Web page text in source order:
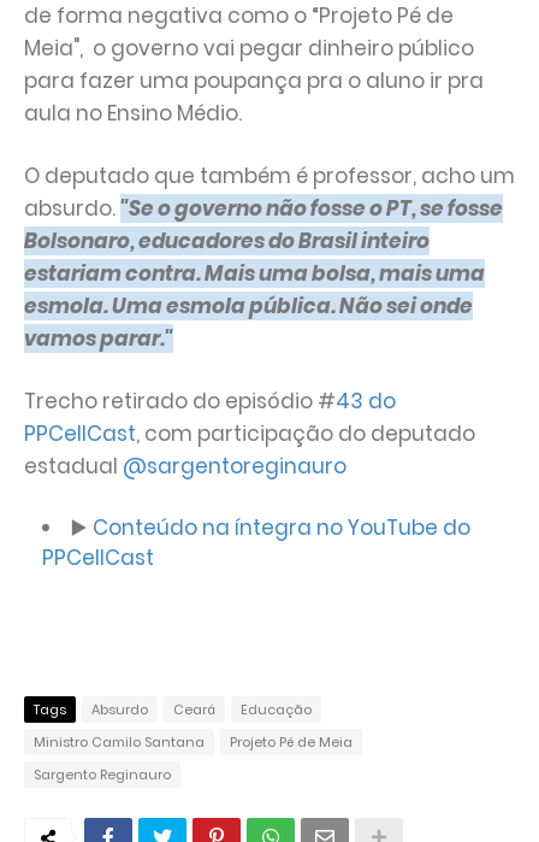
de forma negativa como o “Projeto Pé de
Meia", o governo vai pegar dinheiro público
para fazer uma poupança pra o aluno ir pra
aula no Ensino Médio.
O deputado que também é professor, acho um
absurdo."Se o governo não fosse o PT, se fosse
Bolsonaro, educadores do Brasil inteiro
estariam contra. Mais uma bolsa, mais uma
esmola. Uma esmola pública. Não sei onde
vamos parar."
Trecho retirado do episódio #43 do
PPCellCast, com participação do deputado
estadual @sargentoreginauro
▶️ Conteúdo na íntegra no YouTube do
PPCellCast
Tags Absurdo Ceará
Educação
Ministro Camilo Santana
Projeto Pé de Meia
Sargento Reginauro